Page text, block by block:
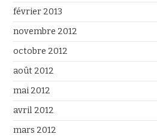
février 2013
novembre 2012
octobre 2012
août 2012
mai 2012
avril 2012
mars 2012